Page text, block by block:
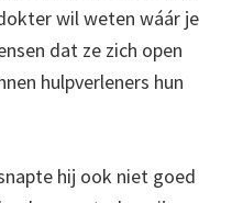
wil weten wáár je
dat ze zich open
hulpverleners hun
hij ook niet goed